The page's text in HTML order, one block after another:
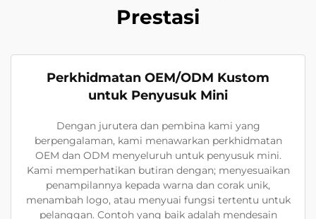
Prestasi
Perkhidmatan OEM/ODM Kustom
untuk Penyusuk Mini
Dengan jurutera dan pembina kami yang
berpengalaman, kami menawarkan perkhidmatan
OEM dan ODM menyeluruh untuk penyusuk mini.
Kami memperhatikan butiran dengan; menyesuaikan
penampilannya kepada warna dan corak unik,
menambah logo, atau menyuai fungsi tertentu untuk
pelanggan. Contoh yang baik adalah mendesain